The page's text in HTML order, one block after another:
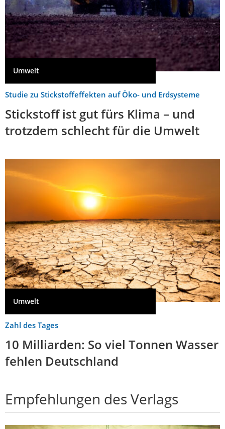
Umwelt
Studie zu Stickstoffeffekten auf Öko- und Erdsysteme
Stickstoff ist gut fürs Klima – und
trotzdem schlecht für die Umwelt
Umwelt
Zahl des Tages
10 Milliarden: So viel Tonnen Wasser
fehlen Deutschland
Empfehlungen des Verlags